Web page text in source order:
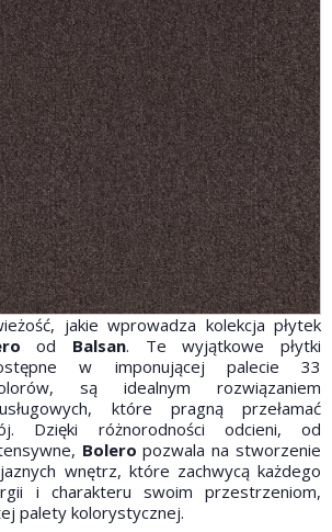
jakie wprowadza kolekcja płytek
od Balsan. Te wyjątkowe płytki
w imponującej palecie 33
są idealnym rozwiązaniem
które pragną przełamać
Dzięki różnorodności odcieni, od
Bolero pozwala na stworzenie
wnętrz, które zachwycą każdego
i charakteru swoim przestrzeniom,
palety kolorystycznej.